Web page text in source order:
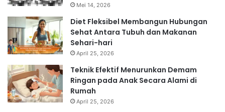
Mei 14, 2026
Diet Fleksibel Membangun Hubungan
Sehat Antara Tubuh dan Makanan
Sehari-hari
April 25, 2026
Teknik Efektif Menurunkan Demam
Ringan pada Anak Secara Alami di
Rumah
April 25, 2026